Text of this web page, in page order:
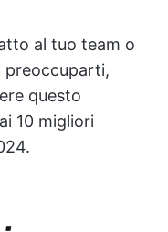
al tuo team o
preoccuparti,
questo
10 migliori